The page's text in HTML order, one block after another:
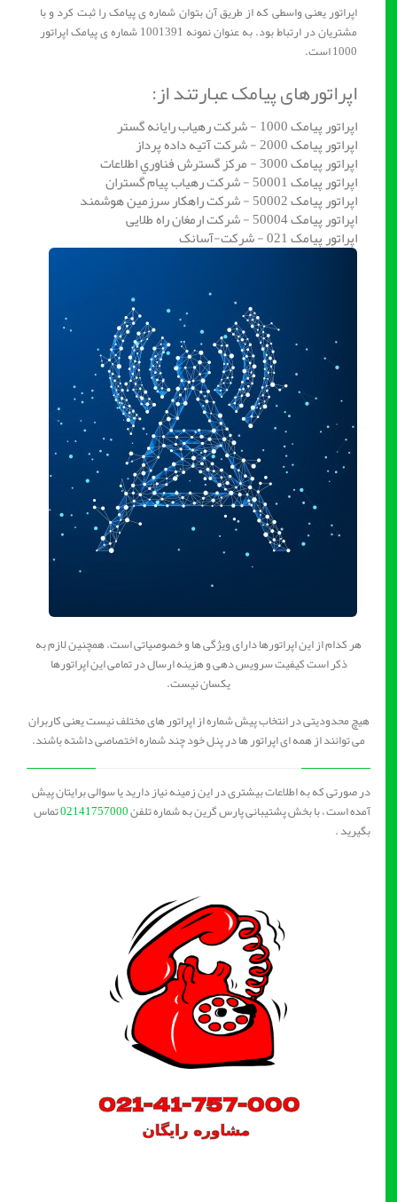
اپراتور یعنی واسطی که از طریق آن بتوان شماره ی پیامک را ثبت کرد و با
مشتریان در ارتباط بود. به عنوان نمونه 1001391 شماره ی پیامک اپراتور
1000 است.
اپراتورهای پیامک عبارتند از:
اپراتور پیامک 1000 - شرکت رهیاب رایانه گستر
اپراتور پیامک 2000 - شرکت آتیه داده پرداز
اپراتور پیامک 3000 - مركز گسترش فناوري اطلاعات
اپراتور پیامک 50001 - شرکت رهیاب پیام گستران
اپراتور پیامک 50002 - شرکت راهکار سرزمین هوشمند
اپراتور پیامک 50004 - شرکت ارمغان راه طلایی
اپراتور پیامک 021 - شرکت-آسانک
هر کدام از این اپراتورها دارای ویژگی ها و خصوصیاتی است. همچنین لازم به
ذکر است کیفیت سرویس دهی و هزینه ارسال در تمامی این اپراتورها
یکسان نیست.
هیچ محدودیتی در انتخاب پیش شماره از اپراتور های مختلف نیست یعنی کاربران
می توانند از همه ای اپراتور ها در پنل خود چند شماره اختصاصی داشته باشند.
در صورتی که به اطلاعات بیشتری در این زمینه نیاز دارید یا سوالی برایتان پیش
آمده است ، با بخش پشتیبانی پارس گرین به شماره تلفن02141757000تماس
بگیرید .